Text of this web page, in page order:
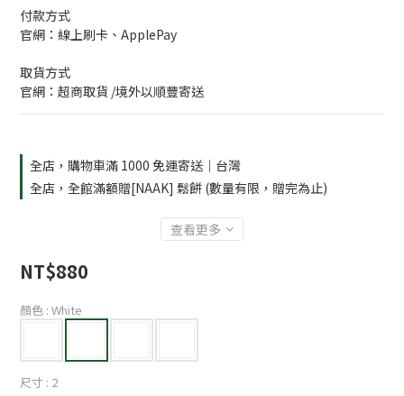
付款方式
官網：線上刷卡、ApplePay
取貨方式
官網：超商取貨 /境外以順豐寄送
全店，購物車滿 1000 免運寄送｜台灣
全店，全館滿額贈[NAAK] 鬆餅 (數量有限，贈完為止)
查看更多
NT$880
顏色 : White
尺寸 : 2